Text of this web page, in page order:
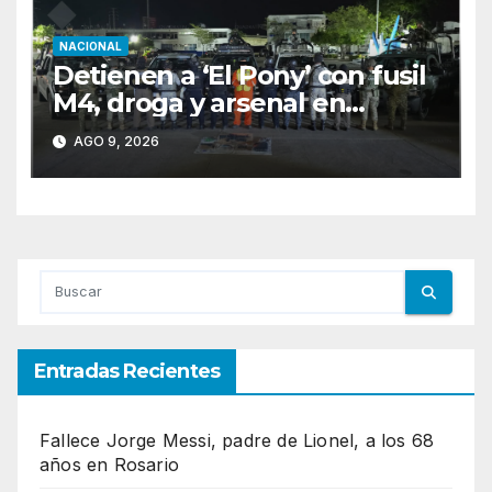
NACIONAL
Detienen a ‘El Pony’ con fusil
M4, droga y arsenal en
carretera de Tabasco
AGO 9, 2026
Entradas Recientes
Fallece Jorge Messi, padre de Lionel, a los 68
años en Rosario